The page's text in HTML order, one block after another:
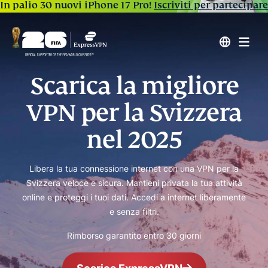
In palio 30 nuovi iPhone 17 Pro! Iscriviti per partecipare
Scarica la migliore
VPN per la Svizzera
nel 2025
Libera la tua connessione internet con una VPN per la
Svizzera veloce e sicura. Mantieni privata la tua attività
online e proteggi i tuoi dati. Accedi a internet liberamente
e senza filtri.
Rimborso garantito entro 30 giorni